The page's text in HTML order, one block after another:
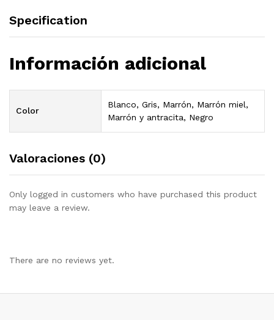
Specification
Información adicional
Color
Blanco, Gris, Marrón, Marrón miel,
Marrón y antracita, Negro
Valoraciones (0)
Only logged in customers who have purchased this product
may leave a review.
There are no reviews yet.